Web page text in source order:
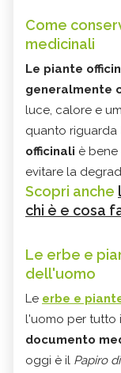
Come
medicinali
Le piante
generalmente
luce, calore e
quanto riguarda
officinali è bene
evitare la
Scopri anche
chi è e cosa
Le erbe e
dell'uomo
Le erbe e
l'uomo per tutto
documento
oggi è il Papiro